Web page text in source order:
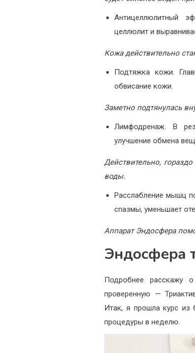
Антицеллюлитный
целлюлит и
Кожа действительно
Подтяжка кожи.
обвисание кожи.
Заметно подтянулась
Лимфодренаж. В
улучшение обмена
Действительно,
воды.
Расслабление мышц
спазмы, уменьшает
Аппарат Эндосфера
Эндосфера
Подробнее расскажу
проверенную —
Итак, я прошла курс
процедуры в неделю.